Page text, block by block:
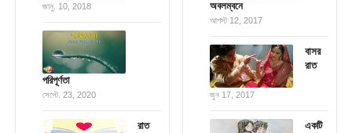
জানু. 10, 2018
পরিপূর্ণতা
সেপ্টে. 23, 2020
রাত
অবলম্বনে
আগস্ট 12, 2017
বাসর
রাত
জুন 17, 2017
একটি